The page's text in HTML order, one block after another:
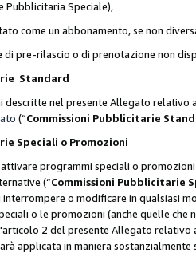
Pubblicitaria Speciale),
come un abbonamento, se non
pre-rilascio o di prenotazione non
Standard
descritte nel presente Allegato relativo
(“Commissioni Pubblicitarie
Speciali o Promozioni
programmi speciali o
(“Commissioni Pubblicitarie
o modificare in qualsiasi
o le promozioni (anche quelle
2 del presente Allegato relativo
applicata in maniera